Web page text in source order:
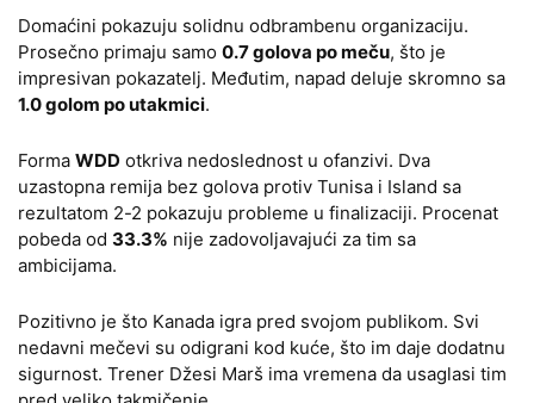
Domaćini pokazuju solidnu odbrambenu organizaciju.
Prosečno primaju samo 0.7 golova po meču, što je
impresivan pokazatelj. Međutim, napad deluje skromno sa
1.0 golom po utakmici.
Forma WDD otkriva nedoslednost u ofanzivi. Dva
uzastopna remija bez golova protiv Tunisa i Island sa
rezultatom 2-2 pokazuju probleme u finalizaciji. Procenat
pobeda od 33.3% nije zadovoljavajući za tim sa
ambicijama.
Pozitivno je što Kanada igra pred svojom publikom. Svi
nedavni mečevi su odigrani kod kuće, što im daje dodatnu
sigurnost. Trener Džesi Marš ima vremena da usaglasi tim